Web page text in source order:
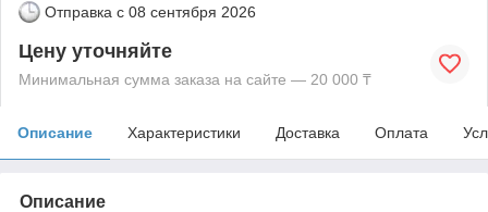
Отправка с 08 сентября 2026
Цену уточняйте
Минимальная сумма заказа на сайте — 20 000 ₸
Описание Характеристики Доставка Оплата
Описание